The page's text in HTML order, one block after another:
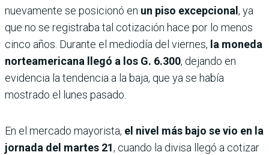
nuevamente se posicionó en un piso excepcional , ya
que no se registraba tal cotización hace por lo menos
cinco años. Durante el mediodía del viernes, la moneda
norteamericana llegó a los G. 6.300, dejando en
evidencia la tendencia a la baja, que ya se había
mostrado el lunes pasado.
En el mercado mayorista, el nivel más bajo se vio en la
jornada del martes 21, cuando la divisa llegó a cotizar